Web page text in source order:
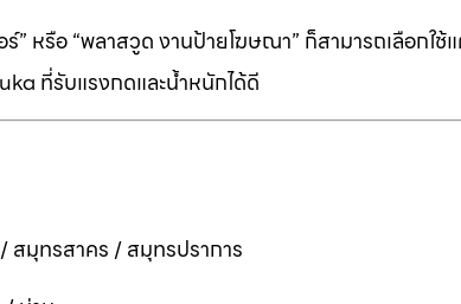
หรือ “พลาสวูด งานป้ายโฆษณา” ก็สามารถเลือกใช้
ที่รับแรงกดและน้ำหนักได้ดี
มุทรสาคร / สมุทรปราการ